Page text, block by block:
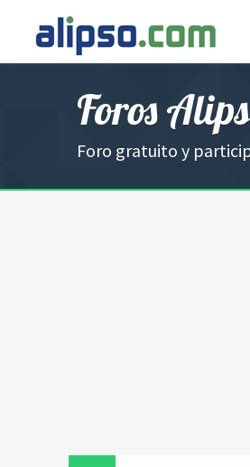
Foros
Foro gratuito y